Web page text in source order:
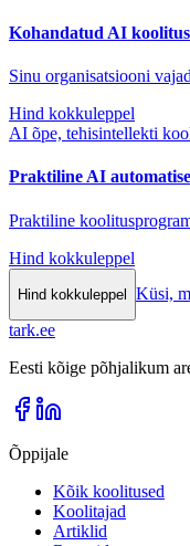
Kohandatud AI
Sinu organisatsiooni
Hind kokkuleppel
AI õpe, tehisintellekti
Praktiline AI
Praktiline
Hind kokkuleppel
Hind kokkuleppel Küsi,
tark.ee
Eesti kõige põhjalikum
Õppijale
Kõik koolitused
Koolitajad
Artiklid